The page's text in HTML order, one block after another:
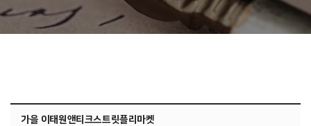
가을 이태원앤티크스트릿플리마켓